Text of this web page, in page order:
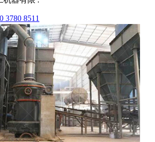
3780 8511